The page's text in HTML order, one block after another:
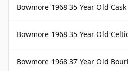
Bowmore 1968 35 Year Old Cask
Bowmore 1968 35 Year Old
Bowmore 1968 37 Year Old